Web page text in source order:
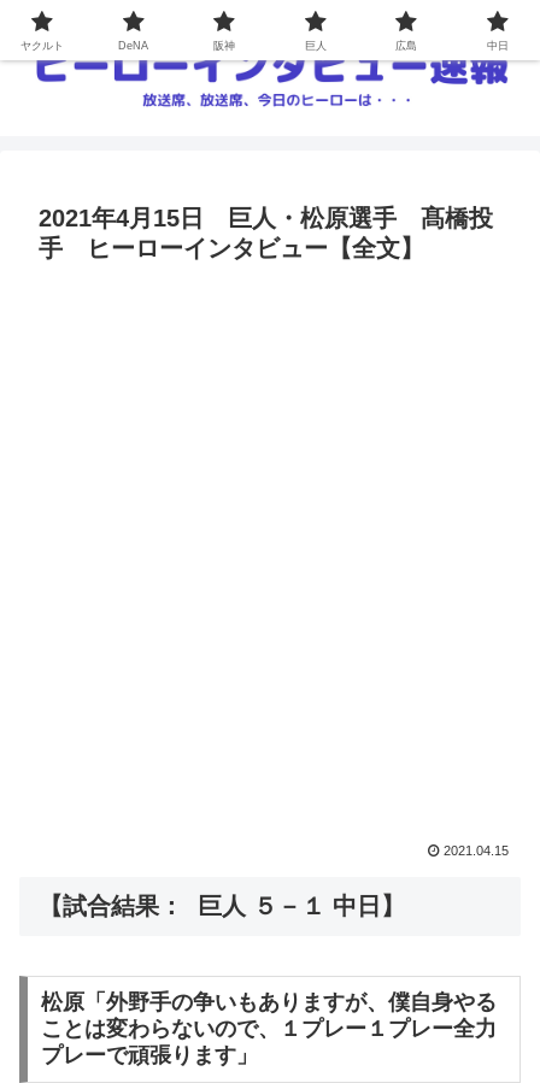
2021年4月15日 巨人・松原選手 髙橋投
手 ヒーローインタビュー【全文】
2021.04.15
【試合結果： 巨人 ５－１ 中日】
松原「外野手の争いもありますが、僕自身やる
ことは変わらないので、１プレー１プレー全力
プレーで頑張ります」
ヤクルト DeNA 阪神 巨人 広島 中日